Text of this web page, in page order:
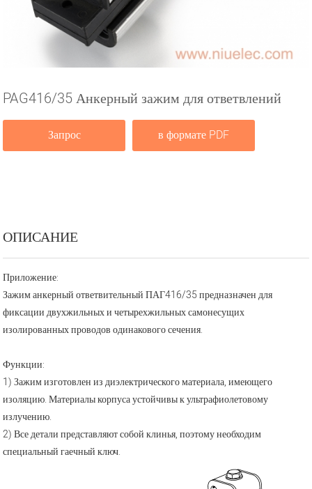
PAG416/35 Анкерный зажим для ответвлений
Запрос в формате PDF
ОПИСАНИЕ
Приложение:
Зажим анкерный ответвительный ПАГ416/35 предназначен для
фиксации двухжильных и четырехжильных самонесущих
изолированных проводов одинакового сечения.
Функции:
1) Зажим изготовлен из диэлектрического материала, имеющего
изоляцию. Материалы корпуса устойчивы к ультрафиолетовому
излучению.
2) Все детали представляют собой клинья, поэтому необходим
специальный гаечный ключ.